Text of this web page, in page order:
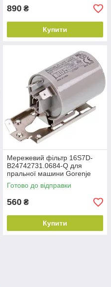
890 ₴
Купити
Мережевий фільтр 16S7D-
B24742731.0684-Q для
пральної машини Gorenje
267515
Готово до відправки
560 ₴
Купити